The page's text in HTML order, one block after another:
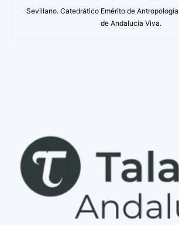
Sevillano. Catedrático Emérito de
de Andalucía Viva.